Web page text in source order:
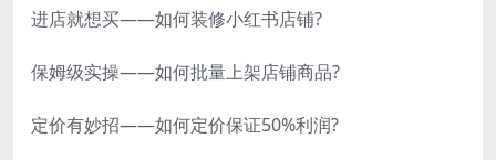
进店就想买——如何装修小红书店铺?
保姆级实操——如何批量上架店铺商品?
定价有妙招——如何定价保证50%利润?